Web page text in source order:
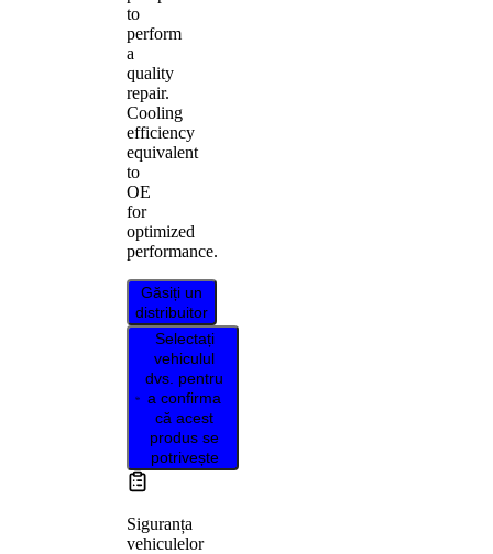
to
perform
a
quality
repair.
Cooling
efficiency
equivalent
to
OE
for
optimized
performance.
Găsiți un
distribuitor
Selectați
vehiculul
dvs. pentru
a confirma
că acest
produs se
potrivește
Siguranța
vehiculelor